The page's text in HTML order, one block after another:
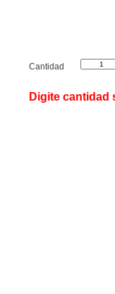
Cantidad
Digite